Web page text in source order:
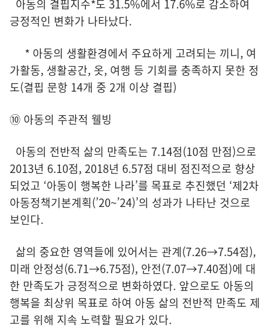
아동의 결핍지수*도 31.5%에서 17.6%로 감소하여
긍정적인 변화가 나타났다.
* 아동의 생활환경에서 주요하게 고려되는 끼니, 여
가활동, 생활공간, 옷, 여행 등 기회를 충족하지 못한 정
도(결핍 문항 14개 중 2개 이상 결핍)
⑩ 아동의 주관적 웰빙
아동의 전반적 삶의 만족도는 7.14점(10점 만점)으로
2013년 6.10점, 2018년 6.57점 대비 점진적으로 향상
되었고 ‘아동이 행복한 나라’를 목표로 추진했던 ‘제2차
아동정책기본계획(’20~’24)’의 성과가 나타난 것으로
보인다.
삶의 중요한 영역들에 있어서는 관계(7.26→7.54점),
미래 안정성(6.71→6.75점), 안전(7.07→7.40점)에 대
한 만족도가 긍정적으로 변화하였다. 앞으로도 아동의
행복을 최상위 목표로 하여 아동 삶의 전반적 만족도 제
고를 위해 지속 노력할 필요가 있다.